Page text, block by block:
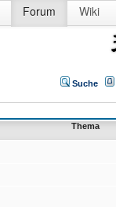
Forum Wiki
Suche
Thema